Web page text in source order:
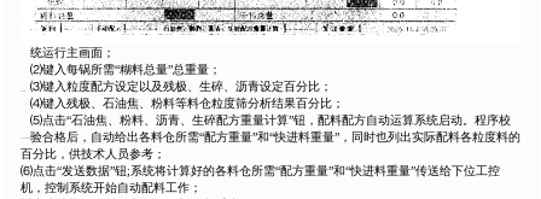
统运行主画面；
⑵键入每锅所需“糊料总量”总重量；
⑶键入粒度配方设定以及残极、生碎、沥青设定百分比；
⑷键入残极、石油焦、粉料等料仓粒度筛分析结果百分比；
⑸点击“石油焦、粉料、沥青、生碎配方重量计算”钮，配料配方自动运算系统启动。程序校
验合格后，自动给出各料仓所需“配方重量”和“快进料重量”，同时也列出实际配料各粒度料的
百分比，供技术人员参考；
⑹点击“发送数据”钮;系统将计算好的各料仓所需“配方重量”和“快进料重量”传送给下位工控
机，控制系统开始自动配料工作；